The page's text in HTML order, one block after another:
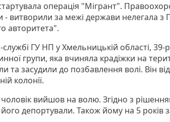
операція "Мігрант".
витворили за межі держави нелегала з
авторитета".
ГУ НП у Хмельницькій області,
групи, яка вчиняла крадіжки на
та засудили до позбавлення волі. Він
колонії.
вийшов на волю. Згідно з
депортували. Також йому на 5 років